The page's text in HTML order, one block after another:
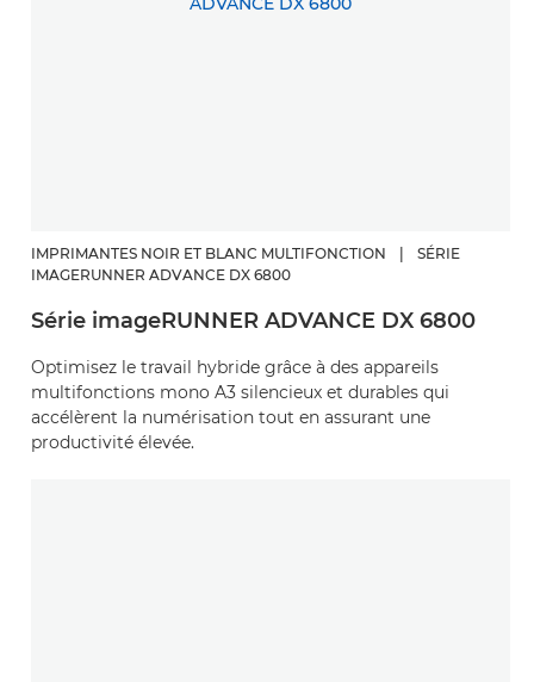
IMPRIMANTES NOIR ET BLANC MULTIFONCTION
SÉRIE
IMAGERUNNER ADVANCE DX 6800
Série imageRUNNER ADVANCE DX 6800
Optimisez le travail hybride grâce à des appareils
multifonctions mono A3 silencieux et durables qui
accélèrent la numérisation tout en assurant une
productivité élevée.